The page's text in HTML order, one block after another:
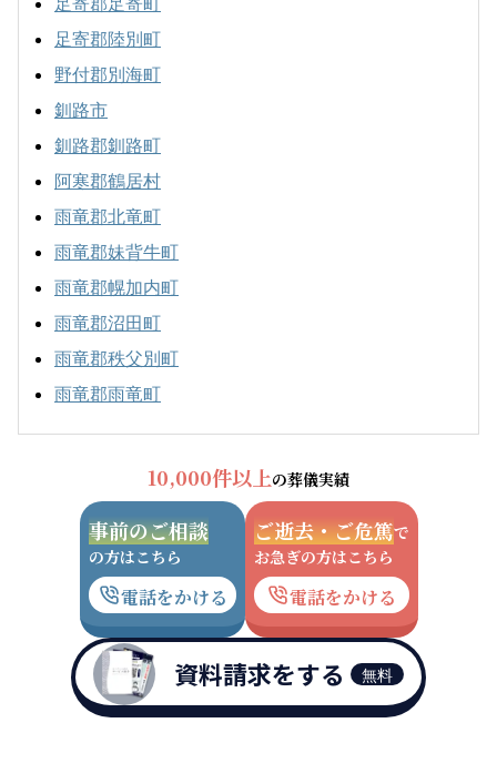
足寄郡陸別町
野付郡別海町
釧路市
釧路郡釧路町
阿寒郡鶴居村
雨竜郡北竜町
雨竜郡妹背牛町
雨竜郡幌加内町
雨竜郡沼田町
雨竜郡秩父別町
雨竜郡雨竜町
10,000件以上の葬儀実績
事前のご相談
の方はこちら
電話をかける
ご逝去・ご危篤で
お急ぎの方はこちら
電話をかける
資料請求をする 無料